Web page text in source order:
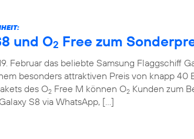
und O2 Free zum
Februar das beliebte Samsung Flaggschiff
besonders attraktiven Preis von knapp 40
des O2 Free M können O2 Kunden zum
S8 via WhatsApp, […]